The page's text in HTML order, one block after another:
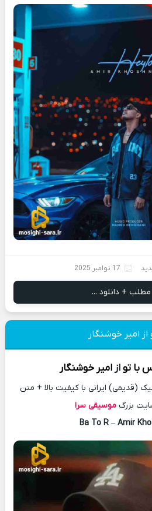
17 نوامبر 2025
مطلب + دانلود ...
امیر خوشنگار
با تو ازامیر خوشنگار
(قدیمی) ایرانی با کیفیت بالا + متن
بزرگموسیقی سرا
Ba To R – Amir